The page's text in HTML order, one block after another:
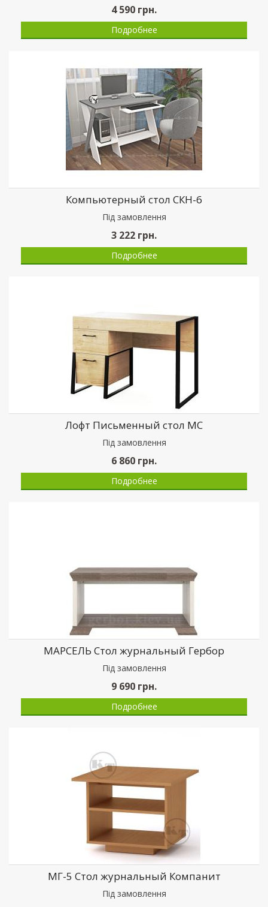
4 590 грн.
Подробнее
Компьютерный стол СКН-6
Пiд замовлення
3 222 грн.
Подробнее
Лофт Письменный стол МС
Пiд замовлення
6 860 грн.
Подробнее
МАРСЕЛЬ Стол журнальный Гербор
Пiд замовлення
9 690 грн.
Подробнее
МГ-5 Стол журнальный Компанит
Пiд замовлення